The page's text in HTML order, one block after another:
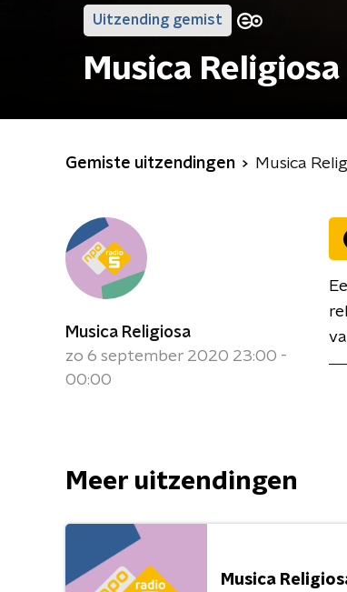
Uitzending gemist
Musica Religiosa
Gemiste uitzendingen Musica
Musica Religiosa
zo 6 september 2020 23:00 -
00:00
Meer uitzendingen
Musica